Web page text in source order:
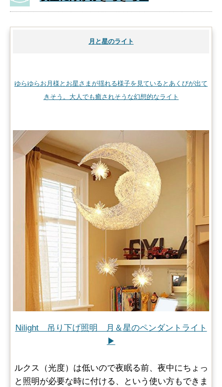
月と星のライト
ゆらゆらお月様とお星さまが揺れる様子を見ているとあくびが出て
きそう。大人でも癒されそうな幻想的なライト
Nilight 吊り下げ照明 月＆星のペンダントライト
▶
ルクス（光度）は低いので夜眠る前、夜中にちょっ
と照明が必要な時に付ける、という使い方もできま